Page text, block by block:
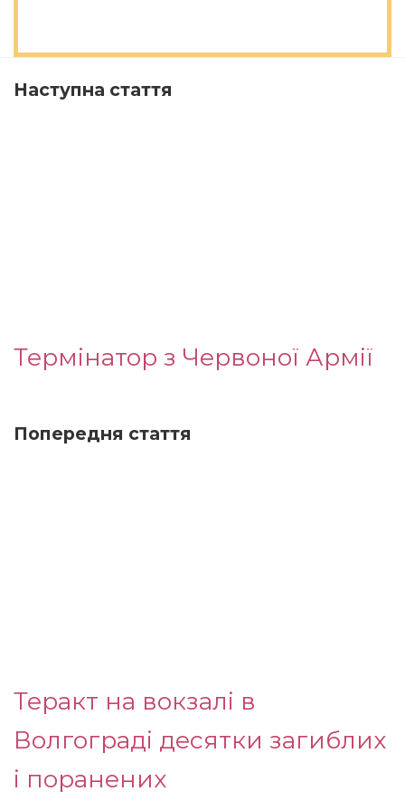
Наступна стаття
Термінатор з Червоної Армії
Попередня стаття
Теракт на вокзалі в
Волгограді десятки загиблих
і поранених